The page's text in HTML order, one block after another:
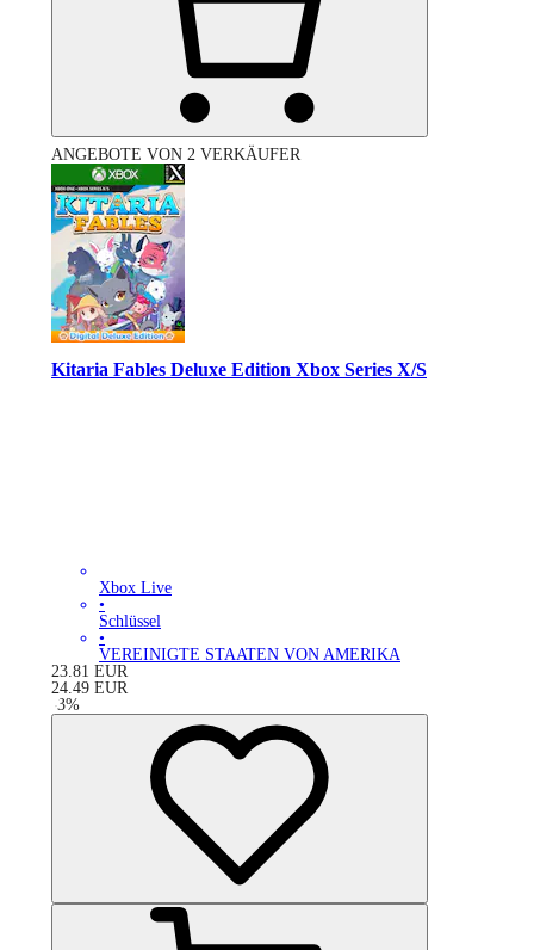
ANGEBOTE VON 2 VERKÄUFER
Kitaria Fables Deluxe Edition Xbox Series X/S
Xbox Live
•
Schlüssel
•
VEREINIGTE STAATEN VON AMERIKA
23.81 EUR
24.49 EUR
-3%